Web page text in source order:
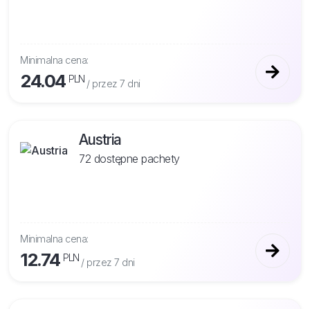
Minimalna cena:
24.04 PLN/ przez 7 dni
Austria
72 dostępne pachety
Minimalna cena:
12.74 PLN/ przez 7 dni